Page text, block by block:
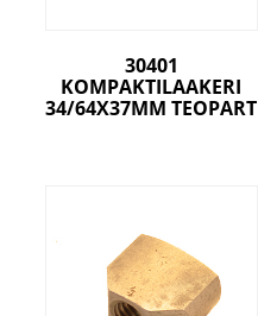
30401
KOMPAKTILAAKERI
34/64X37MM TEOPART